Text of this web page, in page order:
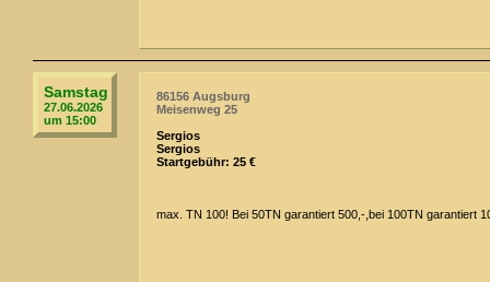
Samstag
27.06.2026
um 15:00
86156 Augsburg
Meisenweg 25
Sergios
Sergios
Startgebühr: 25 €
max. TN 100! Bei 50TN garantiert 500,-,bei 100TN garantiert